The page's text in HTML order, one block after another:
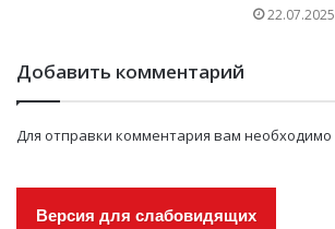
22.07.2025
Добавить комментарий
Для отправки комментария вам необходимо
Версия для слабовидящих